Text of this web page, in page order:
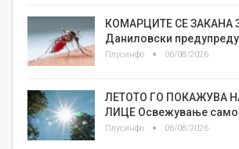
КОМАРЦИТЕ СЕ ЗАКАНА
Даниловски
Плусинфо 06/08/2026
ЛЕТОТО ГО ПОКАЖУВА
ЛИЦE Освежување
Плусинфо 06/08/2026